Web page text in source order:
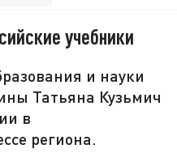
учебники
и науки
Татьяна Кузьмич
в
региона.